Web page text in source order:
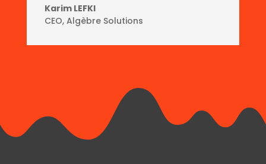
Karim LEFKI
CEO, Algèbre Solutions